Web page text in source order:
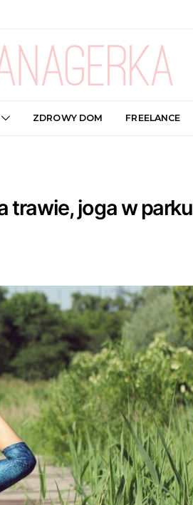
ZDROWY DOM FREELANCE
trawie, joga w parku